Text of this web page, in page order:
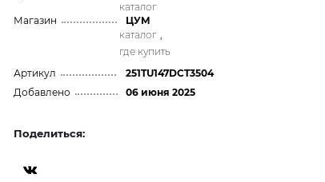
каталог
Магазин
ЦУМ
каталог ,
где купить
Артикул
251TU147DCT3504
Добавлено
06 июня 2025
Поделиться: